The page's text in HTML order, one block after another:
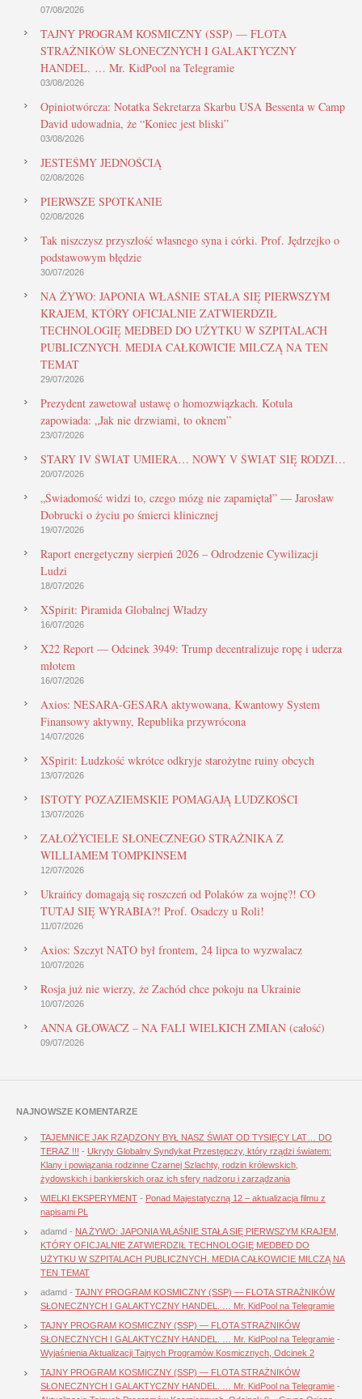
07/08/2026
TAJNY PROGRAM KOSMICZNY (SSP) — FLOTA
STRAŻNIKÓW SŁONECZNYCH I GALAKTYCZNY
HANDEL. … Mr. KidPool na Telegramie
03/08/2026
Opiniotwórcza: Notatka Sekretarza Skarbu USA Bessenta w Camp
David udowadnia, że “Koniec jest bliski”
03/08/2026
JESTEŚMY JEDNOŚCIĄ
02/08/2026
PIERWSZE SPOTKANIE
02/08/2026
Tak niszczysz przyszłość własnego syna i córki. Prof. Jędrzejko o
podstawowym błędzie
30/07/2026
NA ŻYWO: JAPONIA WŁAŚNIE STAŁA SIĘ PIERWSZYM
KRAJEM, KTÓRY OFICJALNIE ZATWIERDZIŁ
TECHNOLOGIĘ MEDBED DO UŻYTKU W SZPITALACH
PUBLICZNYCH. MEDIA CAŁKOWICIE MILCZĄ NA TEN
TEMAT
29/07/2026
Prezydent zawetował ustawę o homozwiązkach. Kotula
zapowiada: „Jak nie drzwiami, to oknem”
23/07/2026
STARY IV ŚWIAT UMIERA… NOWY V ŚWIAT SIĘ RODZI…
20/07/2026
„Świadomość widzi to, czego mózg nie zapamiętał” — Jarosław
Dobrucki o życiu po śmierci klinicznej
19/07/2026
Raport energetyczny sierpień 2026 – Odrodzenie Cywilizacji
Ludzi
18/07/2026
XSpirit: Piramida Globalnej Władzy
16/07/2026
X22 Report — Odcinek 3949: Trump decentralizuje ropę i uderza
młotem
16/07/2026
Axios: NESARA-GESARA aktywowana, Kwantowy System
Finansowy aktywny, Republika przywrócona
14/07/2026
XSpirit: Ludzkość wkrótce odkryje starożytne ruiny obcych
13/07/2026
ISTOTY POZAZIEMSKIE POMAGAJĄ LUDZKOŚCI
13/07/2026
ZAŁOŻYCIELE SŁONECZNEGO STRAŻNIKA Z
WILLIAMEM TOMPKINSEM
12/07/2026
Ukraińcy domagają się roszczeń od Polaków za wojnę?! CO
TUTAJ SIĘ WYRABIA?! Prof. Osadczy u Roli!
11/07/2026
Axios: Szczyt NATO był frontem, 24 lipca to wyzwalacz
10/07/2026
Rosja już nie wierzy, że Zachód chce pokoju na Ukrainie
10/07/2026
ANNA GŁOWACZ – NA FALI WIELKICH ZMIAN (całość)
09/07/2026
NAJNOWSZE KOMENTARZE
TAJEMNICE JAK RZĄDZONY BYŁ NASZ ŚWIAT OD TYSIĘCY LAT… DO
TERAZ !!! - Ukryty Globalny Syndykat Przestępczy, który rządzi światem:
Klany i powiązania rodzinne Czarnej Szlachty, rodzin królewskich,
żydowskich i bankierskich oraz ich sfery nadzoru i zarządzania
WIELKI EKSPERYMENT - Ponad Majestatyczną 12 – aktualizacja filmu z
napisami PL
adamd - NA ŻYWO: JAPONIA WŁAŚNIE STAŁA SIĘ PIERWSZYM KRAJEM,
KTÓRY OFICJALNIE ZATWIERDZIŁ TECHNOLOGIĘ MEDBED DO
UŻYTKU W SZPITALACH PUBLICZNYCH. MEDIA CAŁKOWICIE MILCZĄ NA
TEN TEMAT
adamd - TAJNY PROGRAM KOSMICZNY (SSP) — FLOTA STRAŻNIKÓW
SŁONECZNYCH I GALAKTYCZNY HANDEL. … Mr. KidPool na Telegramie
TAJNY PROGRAM KOSMICZNY (SSP) — FLOTA STRAŻNIKÓW
SŁONECZNYCH I GALAKTYCZNY HANDEL. … Mr. KidPool na Telegramie -
Wyjaśnienia Aktualizacji Tajnych Programów Kosmicznych, Odcinek 2
TAJNY PROGRAM KOSMICZNY (SSP) — FLOTA STRAŻNIKÓW
SŁONECZNYCH I GALAKTYCZNY HANDEL. … Mr. KidPool na Telegramie -